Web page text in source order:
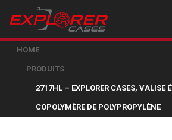
HOME
PRODUITS
2717HL – EXPLORER CASES, VALISE
COPOLYMÈRE DE POLYPROPYLÈNE